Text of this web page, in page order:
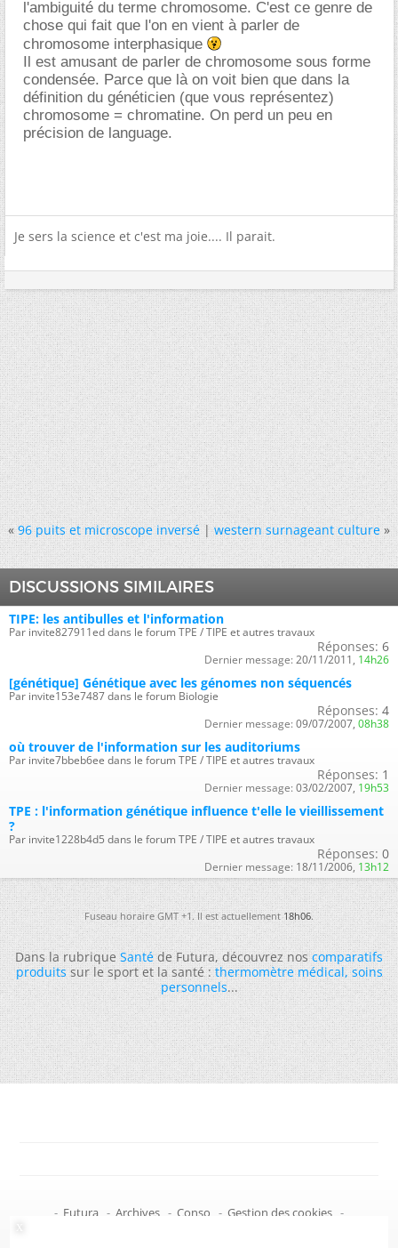
l'ambiguité du terme chromosome. C'est ce genre de
chose qui fait que l'on en vient à parler de
chromosome interphasique
Il est amusant de parler de chromosome sous forme
condensée. Parce que là on voit bien que dans la
définition du généticien (que vous représentez)
chromosome = chromatine. On perd un peu en
précision de language.
Je sers la science et c'est ma joie.... Il parait.
« 96 puits et microscope inversé|western surnageant culture »
DISCUSSIONS SIMILAIRES
TIPE: les antibulles et l'information
Par invite827911ed dans le forum TPE / TIPE et autres travaux
Réponses: 6
Dernier message: 20/11/2011, 14h26
[génétique] Génétique avec les génomes non séquencés
Par invite153e7487 dans le forum Biologie
Réponses: 4
Dernier message: 09/07/2007, 08h38
où trouver de l'information sur les auditoriums
Par invite7bbeb6ee dans le forum TPE / TIPE et autres travaux
Réponses: 1
Dernier message: 03/02/2007, 19h53
TPE : l'information génétique influence t'elle le vieillissement
?
Par invite1228b4d5 dans le forum TPE / TIPE et autres travaux
Réponses: 0
Dernier message: 18/11/2006, 13h12
Fuseau horaire GMT +1. Il est actuellement18h06.
Dans la rubriqueSantéde Futura, découvrez noscomparatifs
produitssur le sport et la santé :thermomètre médical,soins
personnels...
- Futura - Archives - Conso - Gestion des cookies -